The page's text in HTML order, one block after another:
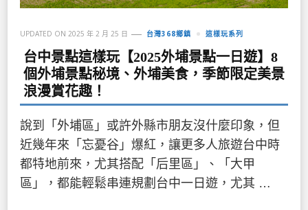
UPDATED ON 2025 年 2 月 25 日 台灣368鄉鎮 這樣玩系列
台中景點這樣玩【2025外埔景點一日遊】8
個外埔景點秘境、外埔美食，季節限定美景
浪漫賞花趣！
說到「外埔區」或許外縣市朋友沒什麼印象，但
近幾年來「忘憂谷」爆紅，讓更多人旅遊台中時
都特地前來，尤其搭配「后里區」、「大甲
區」，都能輕鬆串連規劃台中一日遊，尤其 …